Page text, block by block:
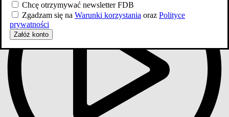
Chcę otrzymywać newsletter FDB
Zgadzam się na Warunki korzystania oraz Polityce
prywatności
Załóż konto